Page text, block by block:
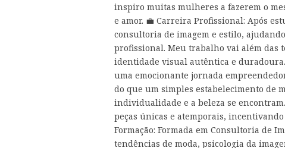
inspiro muitas mulheres a fazerem o
e amor. 💼 Carreira Profissional: Após
consultoria de imagem e estilo,
profissional. Meu trabalho vai além das
identidade visual autêntica e
uma emocionante jornada
do que um simples estabelecimento de
individualidade e a beleza se
peças únicas e atemporais,
Formação: Formada em Consultoria de
tendências de moda, psicologia da